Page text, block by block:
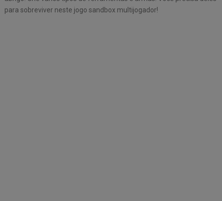
para sobreviver neste jogo sandbox multijogador!